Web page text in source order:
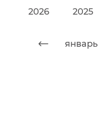
2026 2025
январь